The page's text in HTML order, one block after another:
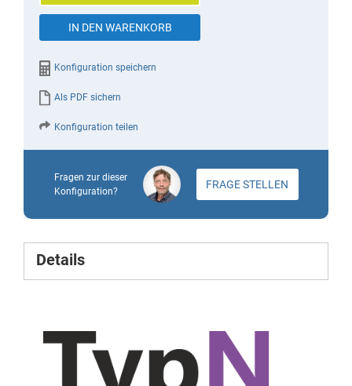
images
IN DEN WARENKORB
Konfiguration speichern
Als PDF sichern
Konfiguration teilen
Fragen zur dieser
Konfiguration?
FRAGE STELLEN
Details